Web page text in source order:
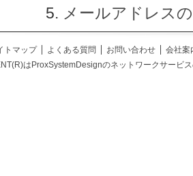
メールアドレス
トマップ よくある質問 お問い合わせ
会社案
はProxSystemDesignのネットワークサービ